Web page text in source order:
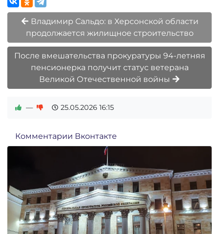
Владимир Сальдо: в Херсонской области
продолжается жилищное строительство
После вмешательства прокуратуры 94-летняя
пенсионерка получит статус ветерана
Великой Отечественной войны
— 25.05.2026 16:15
Комментарии Вконтакте